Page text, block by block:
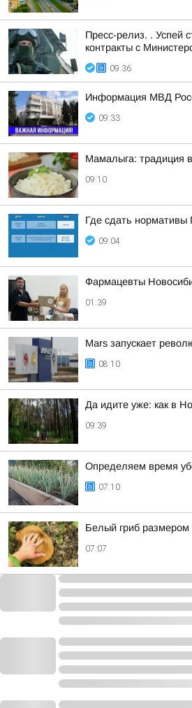
Пресс-релиз. . Успей
контракты с
09:36
Информация МВД
09:33
Мамалыга: традиция
09:10
Где сдать нормативы
09:04
Фармацевты
01:39
Mars запускает
08:10
Да идите уже: как в
09:39
Определяем время
07:10
Белый гриб
07:07